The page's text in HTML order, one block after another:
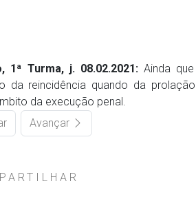
1ª Turma, j. 08.02.2021:Ainda
da reincidência quando da
da execução penal.
Avançar